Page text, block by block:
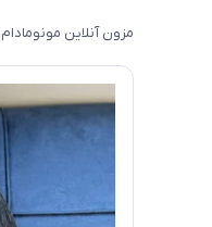
مزون آنلاین مونومادام